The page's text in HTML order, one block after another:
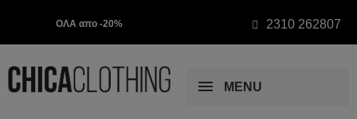
ΟΛΑ απο -20% 2310 262807
MENU